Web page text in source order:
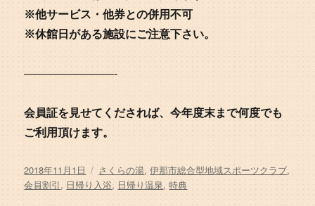
※他サービス・他券との併用不可
※休館日がある施設にご注意下さい。
————————-
会員証を見せてくだされば、今年度末まで何度でも
ご利用頂けます。
投
稿
日:
2018年11月1日
タ
グ
さくらの湯,伊那市総合型地域スポーツクラブ,
会員割引, 日帰り入浴, 日帰り温泉,特典